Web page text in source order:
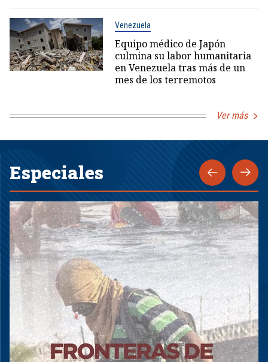
Venezuela
Equipo médico de Japón
culmina su labor humanitaria
en Venezuela tras más de un
mes de los terremotos
Ver más
Especiales